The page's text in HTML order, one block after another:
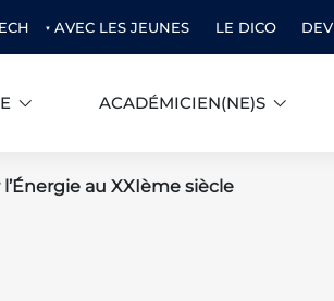
AVEC LES JEUNES LE DICO
ACADÉMICIEN(NE)S
au XXIème siècle